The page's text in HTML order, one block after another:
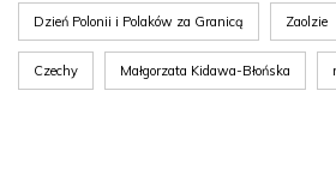
Dzień Polonii i Polaków za Granicą Zaolzie
Czechy Małgorzata Kidawa-Błońska